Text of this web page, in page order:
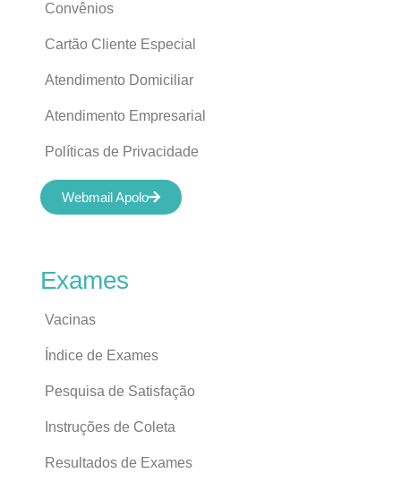
Exames
Vacinas
Índice de Exames
Pesquisa de Satisfação
Instruções de Coleta
Resultados de Exames
Convênios
Cartão Cliente Especial
Atendimento Domiciliar
Atendimento Empresarial
Políticas de Privacidade
Webmail Apolo